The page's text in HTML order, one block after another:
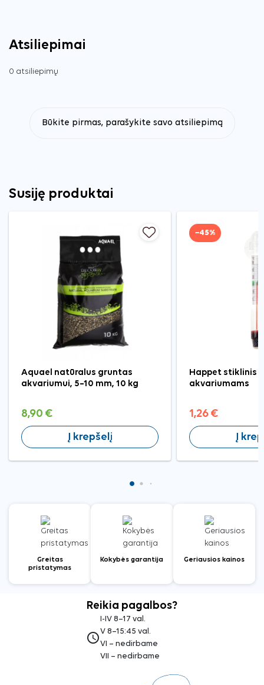
Atsiliepimai
0 atsiliepimų
Būkite pirmas, parašykite savo atsiliepimą
Susiję produktai
Aquael natūralus gruntas
akvariumui, 5–10 mm, 10 kg
8,90 €
Į krepšelį
−45%
Happet stiklinis
akvariumams
1,26 €
Į
Greitas
pristatymas
Kokybės garantija Geriausios kainos
Reikia pagalbos?
access_time
I-IV 8–17 val.
V 8–15:45 val.
VI – nedirbame
VII – nedirbame